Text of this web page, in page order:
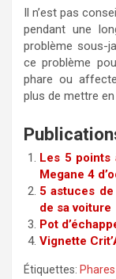
Il n’est pas
pendant une
problème sous-
ce problème
phare ou
plus de mettre
Les 5 points
Megane 4
5 astuces
de sa voiture
Pot
Vignette
Étiquettes: Phares